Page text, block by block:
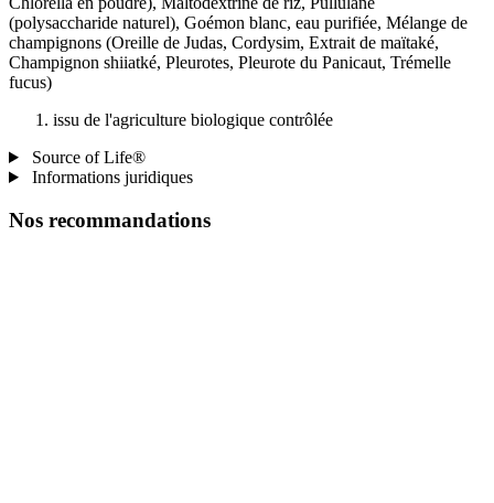
(polysaccharide naturel), Goémon blanc, eau purifiée, Mélange de
champignons (Oreille de Judas, Cordysim, Extrait de maïtaké,
Champignon shiiatké, Pleurotes, Pleurote du Panicaut, Trémelle
fucus)
issu de l'agriculture biologique contrôlée
Source of Life®
Informations juridiques
Nos recommandations